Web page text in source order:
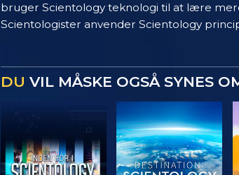
bruger Scientology teknologi til at lære
Scientologister anvender Scientology
DU VIL MÅSKE OGSÅ SYNES